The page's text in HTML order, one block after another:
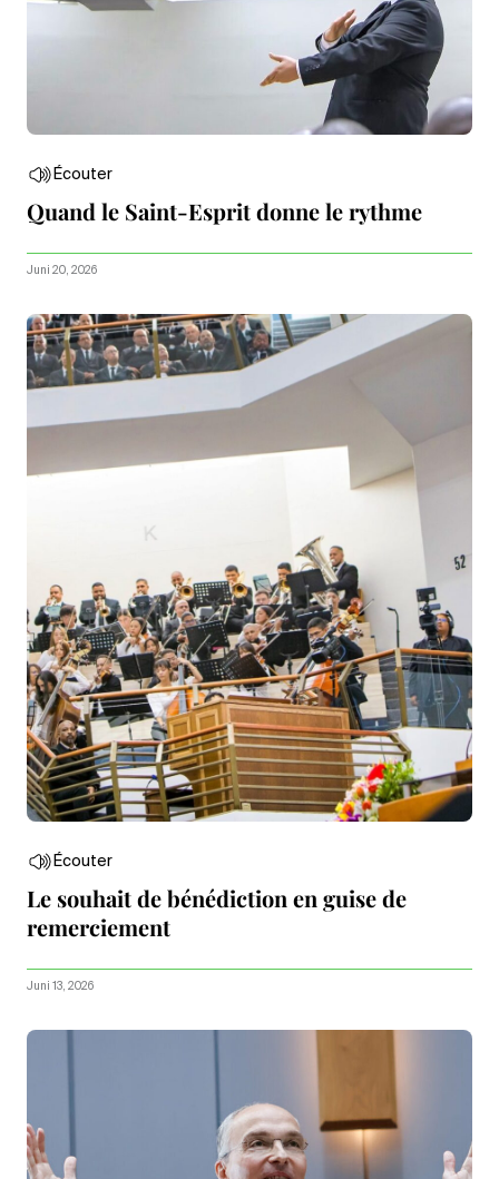
Écouter
Quand le Saint-Esprit donne le rythme
Juni 20, 2026
Écouter
Le souhait de bénédiction en guise de
remerciement
Juni 13, 2026